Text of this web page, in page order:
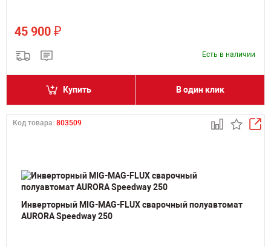
45 900 ₽
Есть в наличии
Купить В один клик
Код товара: 803509
Инверторный MIG-MAG-FLUX сварочный полуавтомат
AURORA Speedway 250